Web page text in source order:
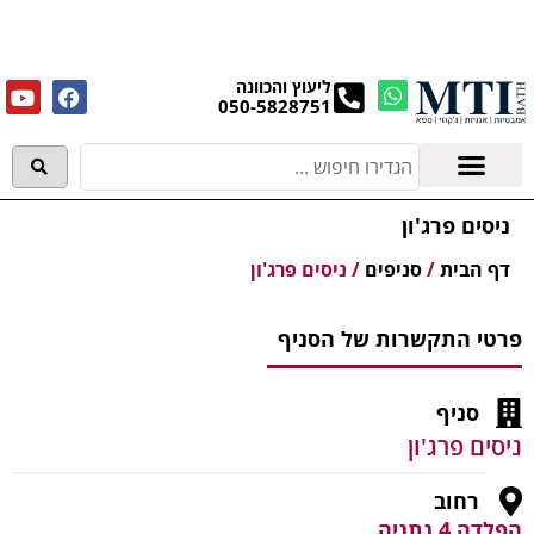
ליעוץ והכוונה
050-5828751
ניסים פרג'ון
דף הבית/סניפים / ניסים פרג'ון
פרטי התקשרות של הסניף
סניף
ניסים פרג'ון
רחוב